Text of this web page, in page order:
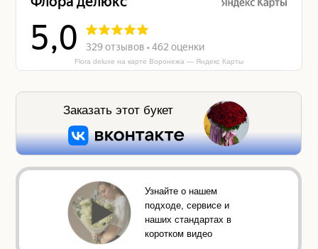
Flora deluxe на карте Воронежа — Яндекс Карты
Узнайте о нашем
подходе, сервисе и
наших стандартах в
коротком видео
Заказать этот букет